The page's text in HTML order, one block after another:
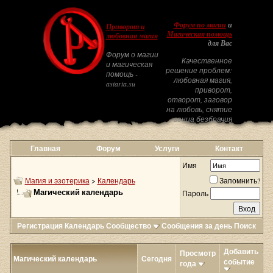
Приворот и
любовная магия
Форум о магии
и магическая
помощь -
astarta.su
Форум по магиии
Магическая помощь
для Вас
Качественное
решение проблем:
любовная магия,
приворот,
отворот, заговор
на любовь, снятие
венца безбрачия
Главная Форум Услуги Контакт
Магия и эзотерика > Календарь
Магический календарь
Имя
Запомнить?
Пароль
Регистрация КалендарьСообщество Сообщения за день Поиск
Магический календарь Сегодня
Просмотр
года
Добавить
событие